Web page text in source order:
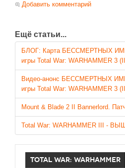
Добавить комментарий
Ещё статьи...
БЛОГ: Карта БЕССМЕРТНЫХ
игры Total War: WARHAMMER 3
Видео-анонс БЕССМЕРТНЫХ
игры Total War: WARHAMMER 3
Mount & Blade 2 II Bannerlord.
Total War: WARHAMMER III -
TOTAL WAR: WARHAMMER